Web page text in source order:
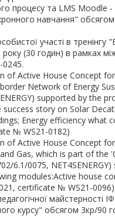
процесу та LMS
навчання"
участі в
(30 годин) в рамках
of Active House Concept
Network of Energy
supported by the
story on Solar
Energy efficiency what
№ WS21-0182)
of Active House Concept
Gas, which is part of the
6.1/0075,
modules:Active house
certificate № WS21-0096)
курсу" обсягом 3кр/